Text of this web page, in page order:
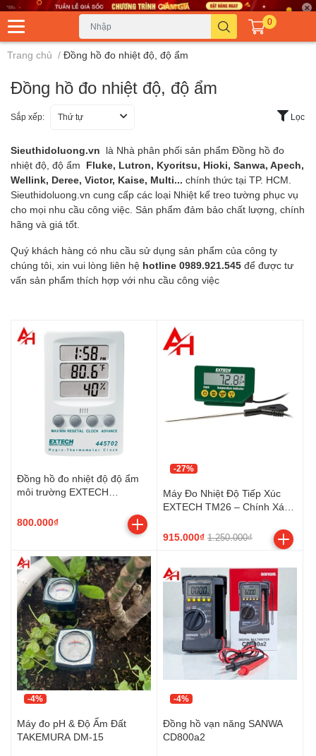
0
Trang chủ / Đồng hồ đo nhiệt độ, độ ẩm
Đồng hồ đo nhiệt độ, độ ẩm
Sắp xếp: Thứ tự Lọc
Sieuthidoluong.vn là Nhà phân phối sản phẩm Đồng hồ đo
nhiệt độ, độ ẩm Fluke, Lutron, Kyoritsu, Hioki, Sanwa, Apech,
Wellink, Deree, Victor, Kaise, Multi... chính thức tại TP. HCM.
Sieuthidoluong.vn cung cấp các loại Nhiệt kế treo tường phục vụ
cho mọi nhu cầu công việc. Sản phẩm đảm bảo chất lượng, chính
hãng và giá tốt.
Quý khách hàng có nhu cầu sử dụng sản phẩm của công ty
chúng tôi, xin vui lòng liên hệ hotline 0989.921.545 để được tư
vấn sản phẩm thích hợp với nhu cầu công việc
Đồng hồ đo nhiệt độ độ ẩm
môi trường EXTECH
800.000₫
-27%
Máy Đo Nhiệt Độ Tiếp Xúc
EXTECH TM26 – Chính Xác,
NSF
915.000₫ 1.250.000₫
-4%
Máy đo pH & Độ Ẩm Đất
TAKEMURA DM-15
-4%
Đồng hồ vạn năng SANWA
CD800a2